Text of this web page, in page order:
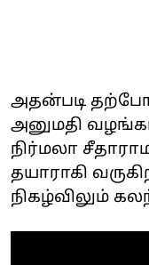
அதன்படி
அனுமதி
நிர்மலா
தயாராகி
நிகழ்விலும்